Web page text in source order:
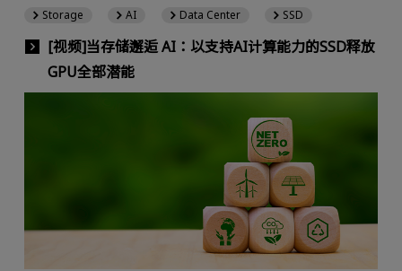
[视频]当存储邂逅 AI：以支持AI计算能力的SSD释放
GPU全部潜能
Storage AI Data Center SSD